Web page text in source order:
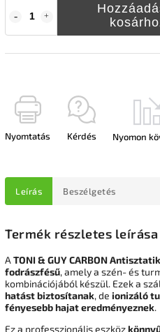
Nyomtatás Kérdés Nyomon
Leírás Beszélgetés
Termék részletes leírása
A TONI & GUY CARBON
fodrászfésű, amely a szén- és
kombinációjából készül. Ezek a
hatást biztosítanak, de ionizáló
fényesebb hajat eredményeznek.
Ez a professzionális eszköz